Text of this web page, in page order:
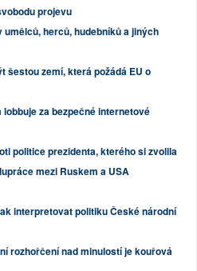
projevu
umělců, herců, hudebníků a jiných
šestou zemí, která požádá EU o
lobbuje za bezpečné internetové
politice prezidenta, kterého si zvolila
mezi Ruskem a USA
interpretovat politiku České národní
rozhořčení nad minulostí je kouřová